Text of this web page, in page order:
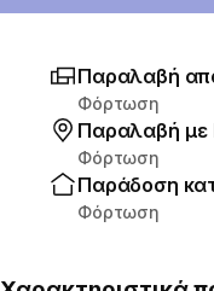
Παραλαβή
Φόρτωση
Παραλαβή
Φόρτωση
Παράδοση
Φόρτωση